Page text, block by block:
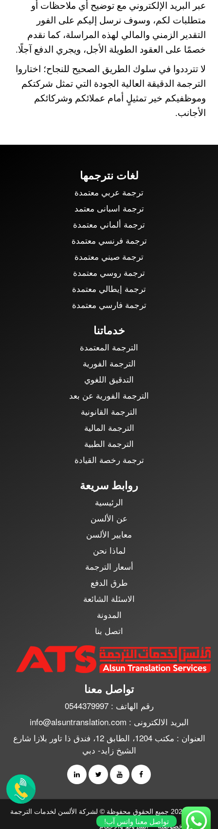
عبر البريد الإلكتروني مع توضيح أي ملاحظات أو
متطلبات لكم، وسوف نرسل إليكم على الفور
التقدير الزمني والمالي لهذه المراسلة، كما نقدم
خصمًا على العقود الطويلة الأجل، ويجري الدفع آجلًا.
لا تترددوا في سلوك الطريق الصحيح للنجاح؛ اختاروا
الترجمة الدقيقة العالية الجودة التي تمثل شركتكم
وموظفيكم خير تمثيلٍ أمام عملائكم وشركائكم
الأجانب.
لغات نترجمها
ترجمة عربي معتمدة
ترجمة اسبانى معتمد
ترجمة ألماني معتمدة
ترجمة فرنسي معتمدة
ترجمة صيني معتمدة
ترجمة روسي معتمدة
ترجمة إيطالي معتمدة
ترجمة فارسي معتمدة
خدماتنا
الترجمة المعتمدة
الترجمة الفورية
التدقيق اللغوي
الترجمة الفورية عن بعد
الترجمة القانونية
الترجمة المالية
الترجمة الطبية
ترجمة رخصة القيادة
روابط سريعة
الرئيسية
عن الألسن
معايير الألسن
لماذا نحن
أسعار الترجمة
طرق الدفع
الاسئلة الشائعة
المدونة
اتصل بنا
تواصل معنا
رقم الهاتف : 0544379997
البريد الالكترونى : info@alsuntranslation.com
العنوان : مكتب 1204، الطابق 12، فندق ذا تاور بلازا شارع
الشيخ زايد- دبي
تواصل معنا واتس آب!
2010 - 2026 جميع الحقوق محفوظة © لشركة الألسن لخدمات الترجمة
سياسة الخصوصية
الشروط والأحكام